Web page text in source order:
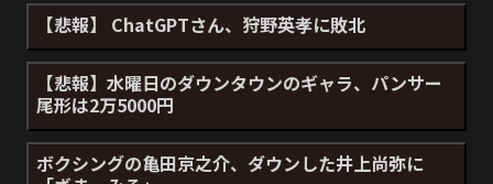
【悲報】 ChatGPTさん、狩野英孝に敗北
【悲報】水曜日のダウンタウンのギャラ、パンサー
尾形は2万5000円
ボクシングの亀田京之介、ダウンした井上尚弥に